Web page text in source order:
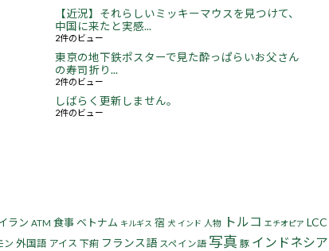
【近況】それらしいミッキーマウスを見つけて、
中国に来たと実感...
2件のビュー
東京の地下鉄ポスターで見た酔っぱらいお父さん
の寿司折り...
2件のビュー
しばらく更新しません。
2件のビュー
ラン ATM 食事 ベトナム キルギス 宿 犬 インド 人物 トルコ エチオピア LCC
ン 外国語 アイス 下痢 フランス語 スペイン語 写真 豚 インドネシア